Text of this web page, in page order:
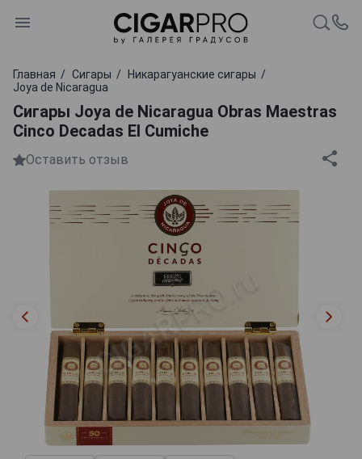
Главная Сигары
Никарагуанские сигары
Joya de Nicaragua
Сигары Joya de Nicaragua Obras Maestras
Cinco Decadas El Cumiche
Оставить отзыв